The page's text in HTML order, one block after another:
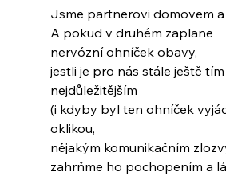
Jsme partnerovi domovem a
A pokud v druhém zaplane
nervózní ohníček obavy,
jestli je pro nás stále ještě tím
nejdůležitějším
(i kdyby byl ten ohníček
oklikou,
nějakým komunikačním
zahrňme ho pochopením a